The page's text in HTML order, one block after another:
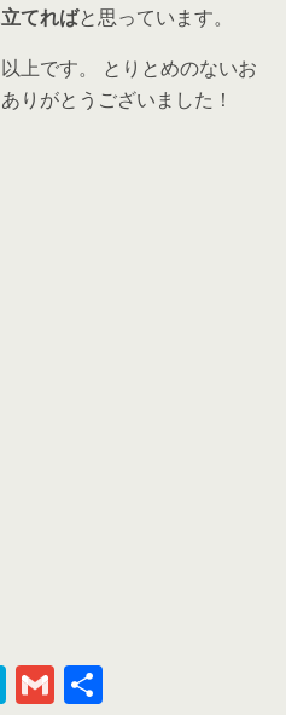
てればと思っています。
上です。 とりとめのないお
りがとうございました！
H G